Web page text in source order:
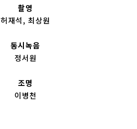
촬영
허재석, 최상원
동시녹음
정서원
조명
이병천